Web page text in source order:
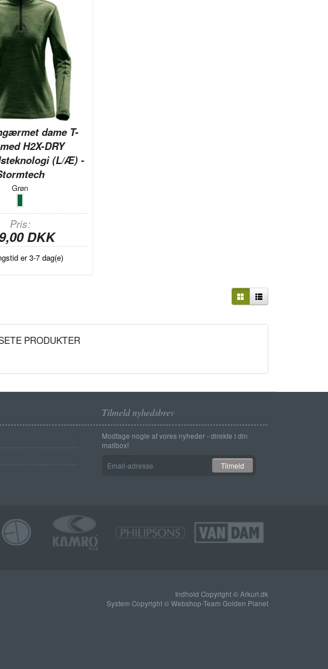
dame T-
H2X-DRY
(L/Æ) -
Grøn
Pris
DKK
er 3-7 dag(e)
PRODUKTER
Tilmeld nyhedsbrev
Modtage nogle af vores nyheder - direkte i din
mailbox!
adresse
Tilmeld
Indhold Copyright © Arkuri.dk
System Copyright © Webshop-Team Golden Planet